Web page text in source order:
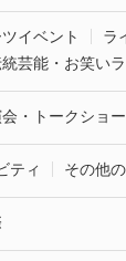
イベント
ラ
芸能・お笑い
・トークショー
ティ その他